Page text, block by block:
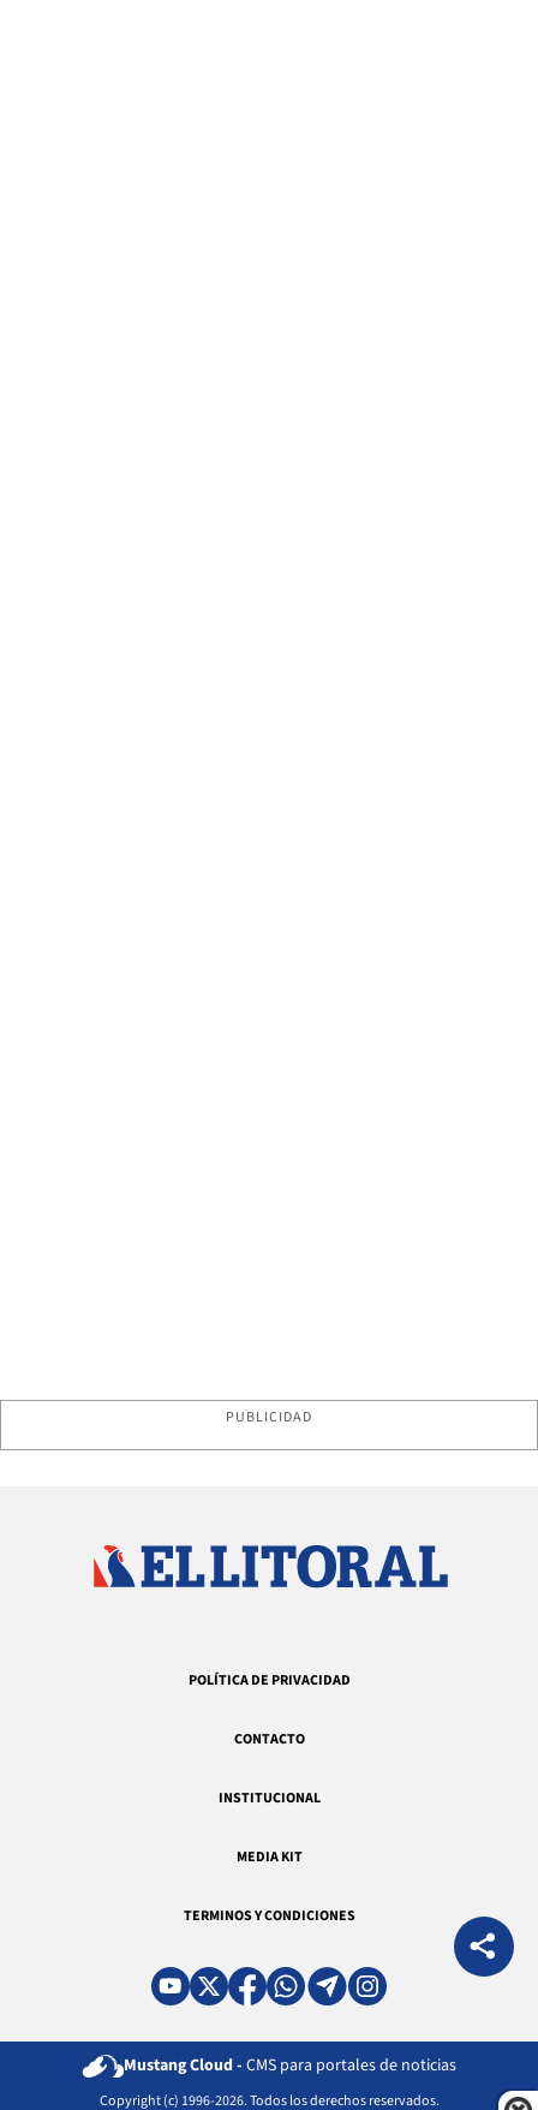
PUBLICIDAD
POLÍTICA DE PRIVACIDAD
CONTACTO
INSTITUCIONAL
MEDIA KIT
TERMINOS Y CONDICIONES
Mustang Cloud - CMS para portales de noticias
Copyright (c) 1996-2026. Todos los derechos reservados.